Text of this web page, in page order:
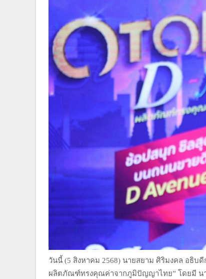
วันนี้ (5 สิงหาคม 2568) นายสยาม ศิริมงคล อธิบ
ผลิตภัณฑ์ทรงคุณค่าจากภูมิปัญญาไทย” โดยมี น